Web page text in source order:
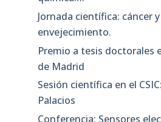
Jornada científica: cáncer y
envejecimiento.
Premio a tesis doctorales
de Madrid
Sesión científica en el
Palacios
Conferencia: Sensores